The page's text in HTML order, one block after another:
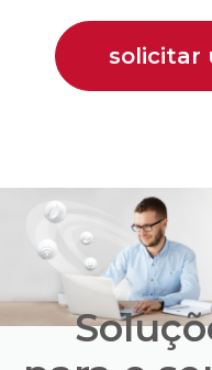
para o
Conheça os
oferece em